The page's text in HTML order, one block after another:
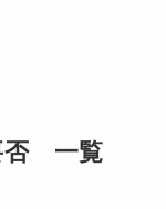
否 一覧